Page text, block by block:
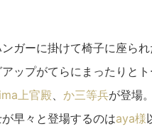
ガーに掛けて椅子に座ら
アップがてらにまったりと
上官殿 か三等兵が登場
早々と登場するのはaya様